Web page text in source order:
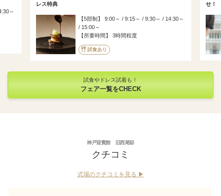
～
レス特典
5部制
9:00～ / 9:15～ / 9:30～ / 14:30～
/ 15:00～
所要時間
3時間程度
試食あり
せ！
試食やドレス試着も！
フェア一覧をCHECK
神戸迎賓館 旧西尾邸
クチコミ
式場のクチコミを見る ▶︎